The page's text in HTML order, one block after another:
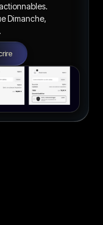
Dimanche,